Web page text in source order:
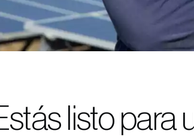
listo para